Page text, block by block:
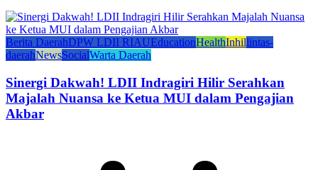
Berita DaerahDPW LDII RIAUEducationHealthInhillintas-
daerahNewsSocialWarta Daerah
Sinergi Dakwah! LDII Indragiri Hilir Serahkan
Majalah Nuansa ke Ketua MUI dalam Pengajian
Akbar